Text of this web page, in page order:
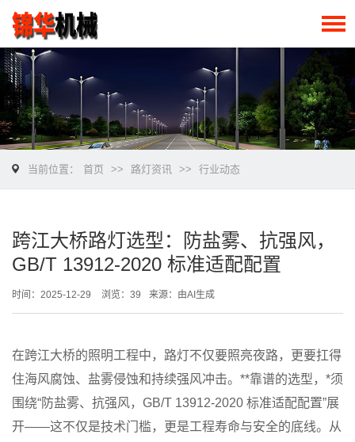
当前位置： 首页 >> 路灯资讯 >> 行业动态
跨江大桥路灯选型：防盐雾、抗强风，
GB/T 13912-2020 标准适配配置
时间：2025-12-29 浏览：39 来源：由AI生成
在跨江大桥的照明工程中，路灯不仅要照亮夜路，更要扛得
住海风腐蚀、盐雾侵蚀和持续强风冲击。**靠谱的选型，*须
围绕“防盐雾、抗强风，GB/T 13912-2020 标准适配配置”展
开——这不仅是技术门槛，更是工程寿命与安全的底线。从